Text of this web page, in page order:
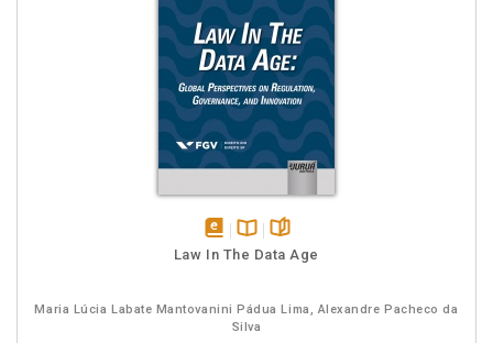
disponível
Disponível
páginas
Law In The Data Age
Maria Lúcia Labate Mantovanini Pádua Lima, Alexandre Pacheco da
Silva